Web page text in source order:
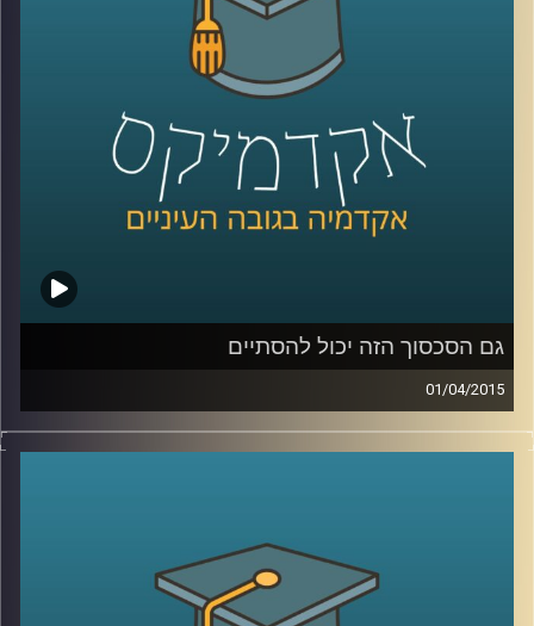
המהפכה הדיגיטלית על חיינו, בעיקר דרך
ייצוגים בקולנוע. ליאור מספר על השפעתה של
צפיית הזלילה על קהל הצופים ועל שיחות
המסדרון שלנו, ומשם על הצורך החברתי
בקהילתיות. עוד שוחחנו על מושג הכבדות –
מדוע הפכה הקלילות כה פופולארית, אולי כדאי
שנהיה קצת כבדים?
גם הסכסוך הזה יכול להסתיים
01/04/2015
דיקן ביה"ס לפסיכולוגיה, פרופסור עירן הלפרין,
המסוכסכת הקיימת הגדיר רגשות שחווים
הצדדים לסכסוך ובחן מה קורה כשמגבירים חלק
מהרגשות ומנמיכים את תדירותם של אחרים.